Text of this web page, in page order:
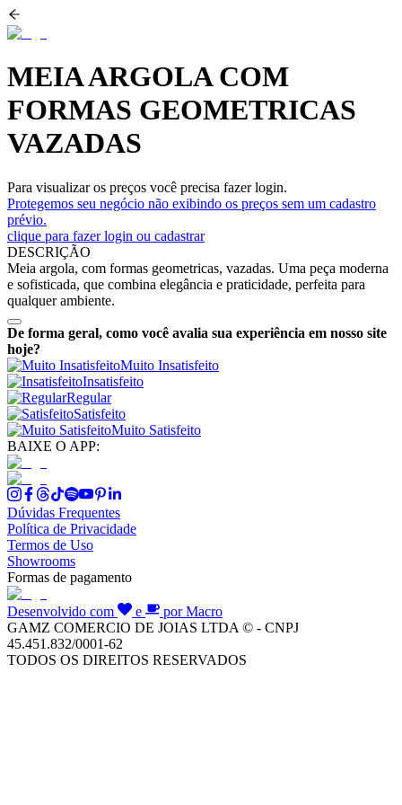
MEIA ARGOLA COM
FORMAS GEOMETRICAS
VAZADAS
Para visualizar os preços você precisa fazer login.
Protegemos seu negócio não exibindo os preços sem um cadastro
prévio.
clique para fazer login ou cadastrar
DESCRIÇÃO
Meia argola, com formas geometricas, vazadas. Uma peça moderna
e sofisticada, que combina elegância e praticidade, perfeita para
qualquer ambiente.
De forma geral, como você avalia sua experiência em nosso site
hoje?
Muito Insatisfeito
Insatisfeito
Regular
Satisfeito
Muito Satisfeito
BAIXE O APP:
Dúvidas Frequentes
Política de Privacidade
Termos de Uso
Showrooms
Formas de pagamento
Desenvolvido com e
por Macro
GAMZ COMERCIO DE JOIAS LTDA © - CNPJ
45.451.832/0001-62
TODOS OS DIREITOS RESERVADOS